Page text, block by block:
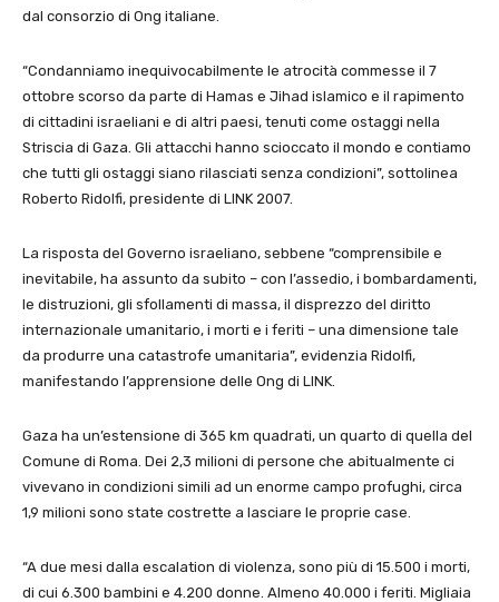
dal consorzio di Ong italiane.
“Condanniamo inequivocabilmente le atrocità commesse il 7
ottobre scorso da parte di Hamas e Jihad islamico e il rapimento
di cittadini israeliani e di altri paesi, tenuti come ostaggi nella
Striscia di Gaza. Gli attacchi hanno scioccato il mondo e contiamo
che tutti gli ostaggi siano rilasciati senza condizioni”, sottolinea
Roberto Ridolfi, presidente di LINK 2007.
La risposta del Governo israeliano, sebbene “comprensibile e
inevitabile, ha assunto da subito – con l’assedio, i bombardamenti,
le distruzioni, gli sfollamenti di massa, il disprezzo del diritto
internazionale umanitario, i morti e i feriti – una dimensione tale
da produrre una catastrofe umanitaria”, evidenzia Ridolfi,
manifestando l’apprensione delle Ong di LINK.
Gaza ha un’estensione di 365 km quadrati, un quarto di quella del
Comune di Roma. Dei 2,3 milioni di persone che abitualmente ci
vivevano in condizioni simili ad un enorme campo profughi, circa
1,9 milioni sono state costrette a lasciare le proprie case.
“A due mesi dalla escalation di violenza, sono più di 15.500 i morti,
di cui 6.300 bambini e 4.200 donne. Almeno 40.000 i feriti. Migliaia